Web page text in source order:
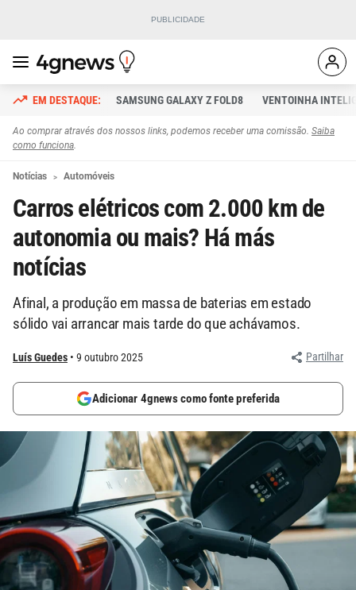
SAMSUNG GALAXY Z FOLD8 VENTOINHA
Ao comprar através dos nossos links, podemos receber uma comissão. Saiba
como funciona.
Notícias Automóveis
Carros elétricos com 2.000 km de
autonomia ou mais? Há más
notícias
Afinal, a produção em massa de baterias em estado
sólido vai arrancar mais tarde do que achávamos.
Luís Guedes 9 outubro 2025 Partilhar
Adicionar 4gnews como fonte preferida